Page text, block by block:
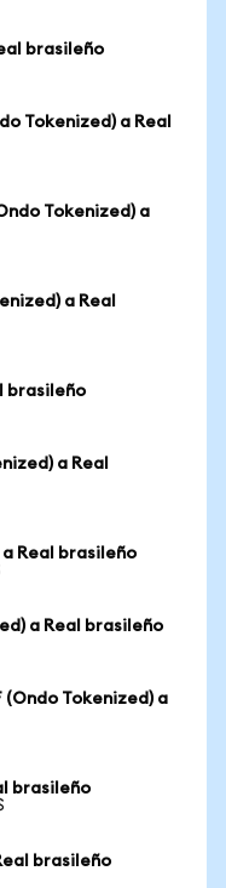
brasileño
Tokenized) a Real
Tokenized) a
a Real
brasileño
a Real
Real brasileño
a Real brasileño
(Ondo Tokenized) a
brasileño
brasileño